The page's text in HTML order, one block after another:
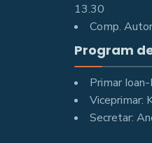
13.30
Comp.
Program
Primar
Viceprimar:
Secretar: